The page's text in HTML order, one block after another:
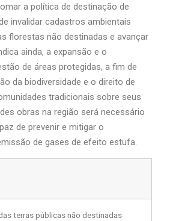
a política de destinação de
invalidar cadastros ambientais
florestas não destinadas e avançar
ainda, a expansão e o
de áreas protegidas, a fim de
da biodiversidade e o direito de
tradicionais sobre seus
obras na região será necessário
de prevenir e mitigar o
de gases de efeito estufa.
terras públicas não destinadas